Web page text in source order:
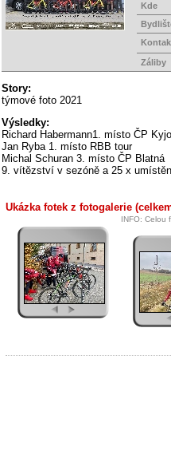
Kde
Záliby
Story:
týmové foto 2021
Výsledky:
Richard Habermann1. místo ČP
Jan Ryba 1. místo RBB tour
Michal Schuran 3. místo ČP Blatná
9. vítězství v sezóně a 25 x
Ukázka fotek z fotogalerie
INFO: